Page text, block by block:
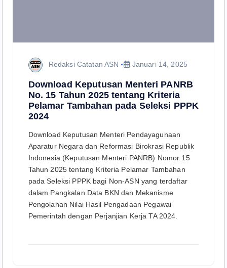
Redaksi Catatan ASN Januari 14, 2025
Download Keputusan Menteri PANRB
No. 15 Tahun 2025 tentang Kriteria
Pelamar Tambahan pada Seleksi PPPK
2024
Download Keputusan Menteri Pendayagunaan
Aparatur Negara dan Reformasi Birokrasi Republik
Indonesia (Keputusan Menteri PANRB) Nomor 15
Tahun 2025 tentang Kriteria Pelamar Tambahan
pada Seleksi PPPK bagi Non-ASN yang terdaftar
dalam Pangkalan Data BKN dan Mekanisme
Pengolahan Nilai Hasil Pengadaan Pegawai
Pemerintah dengan Perjanjian Kerja TA 2024.